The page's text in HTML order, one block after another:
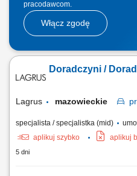
pracodawcom.
Włącz zgodę
Lagrus mazowieckie
specjalista / specjalistka (mid)
aplikuj szybko
aplikuj
5 dni